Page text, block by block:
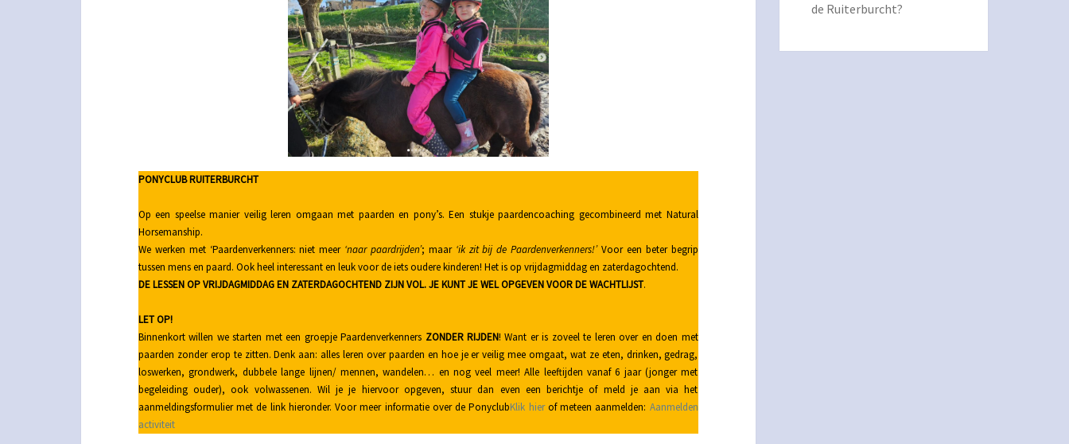
PONYCLUB RUITERBURCHT
Op een speelse manier veilig leren omgaan met paarden en pony’s. Een stukje paardencoaching gecombineerd met Natural
Horsemanship.
We werken met ‘Paardenverkenners: niet meer ‘naar paardrijden’; maar ‘ik zit bij de Paardenverkenners!’Voor een beter begrip
tussen mens en paard. Ook heel interessant en leuk voor de iets oudere kinderen! Het is op vrijdagmiddag en zaterdagochtend.
DE LESSEN OP VRIJDAGMIDDAG EN ZATERDAGOCHTEND ZIJN VOL. JE KUNT JE WEL OPGEVEN VOOR DE WACHTLIJST.
LET OP!
Binnenkort willen we starten met een groepje Paardenverkenners ZONDER RIJDEN! Want er is zoveel te leren over en doen met
paarden zonder erop te zitten. Denk aan: alles leren over paarden en hoe je er veilig mee omgaat, wat ze eten, drinken, gedrag,
loswerken, grondwerk, dubbele lange lijnen/ mennen, wandelen… en nog veel meer! Alle leeftijden vanaf 6 jaar (jonger met
begeleiding ouder), ook volwassenen. Wil je je hiervoor opgeven, stuur dan even een berichtje of meld je aan via het
aanmeldingsformulier met de link hieronder. Voor meer informatie over de PonyclubKlik hierof meteen aanmelden: Aanmelden
activiteit
de Ruiterburcht?